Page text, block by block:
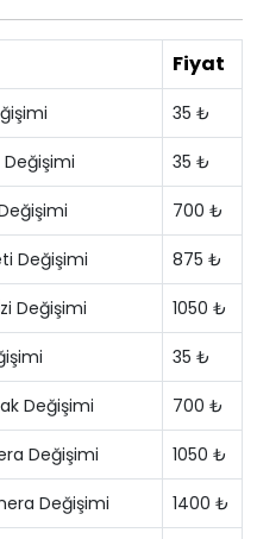
Fiyat
35 ₺
35 ₺
700 ₺
Değişimi 875 ₺
Değişimi 1050 ₺
35 ₺
Değişimi 700 ₺
Değişimi 1050 ₺
Değişimi 1400 ₺